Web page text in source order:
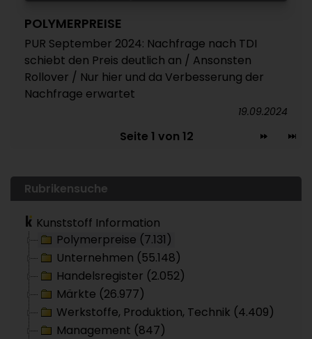
POLYMERPREISE
PUR September 2024: Nachfrage nach TDI
schiebt den Preis deutlich an / Ansonsten
Rollover / Nur hier und da Verbesserung der
Nachfrage erwartet
19.09.2024
Seite 1 von 12
Rubrikensuche
Kunststoff Information
Polymerpreise (7.131)
Unternehmen (55.148)
Handelsregister (2.052)
Märkte (26.977)
Werkstoffe, Produktion, Technik (4.409)
Management (847)